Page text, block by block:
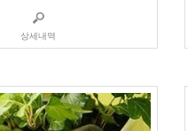
상세내역